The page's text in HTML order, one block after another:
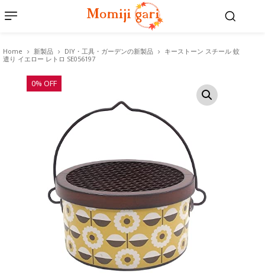
Home 新製品 DIY・工具・ガーデンの新製品
キーストーン スチール 蚊
遣り イエロー レトロ SE056197
0% OFF